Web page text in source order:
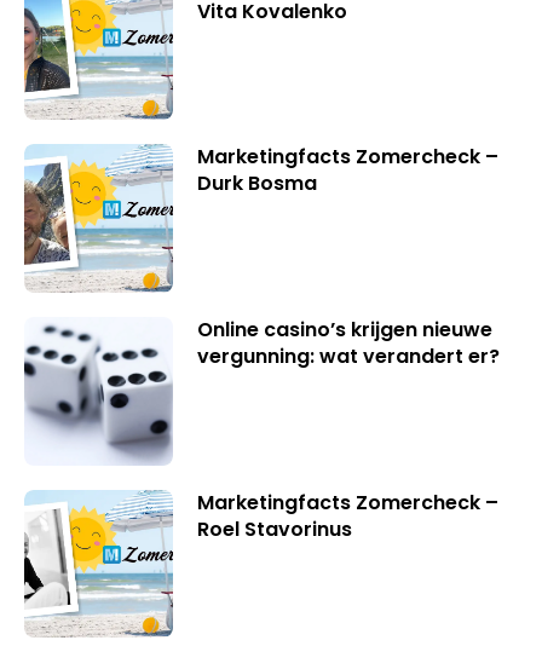
Vita Kovalenko
Marketingfacts Zomercheck –
Durk Bosma
Online casino’s krijgen nieuwe
vergunning: wat verandert er?
Marketingfacts Zomercheck –
Roel Stavorinus